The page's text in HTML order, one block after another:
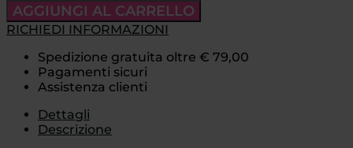
AGGIUNGI AL CARRELLO
RICHIEDI INFORMAZIONI
Spedizione gratuita oltre € 79,00
Pagamenti sicuri
Assistenza clienti
Dettagli
Descrizione